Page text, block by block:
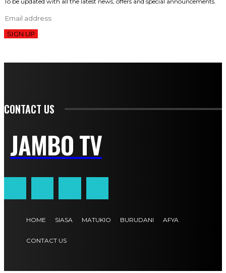
SIGN UP
CONTACT US
JAMBO TV
HOME SIASA MATUKIO BURUDANI AFYA
CONTACT US